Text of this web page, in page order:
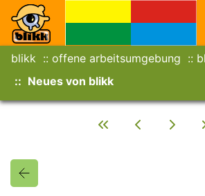
blikk offene arbeitsumgebung
Neues von blikk